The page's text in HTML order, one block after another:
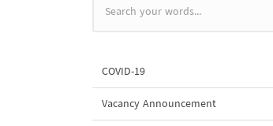
Search form
COVID-19
Vacancy Announcement